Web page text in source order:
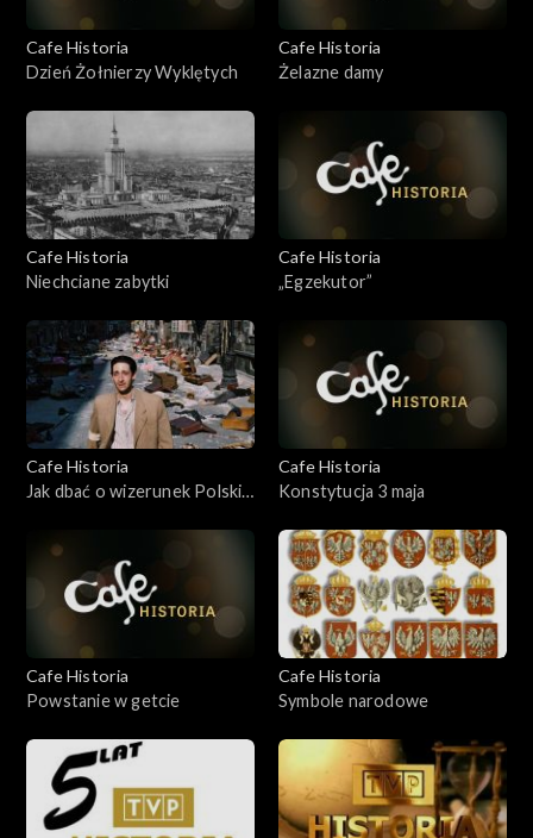
Cafe Historia
Dzień Żołnierzy Wyklętych
Cafe Historia
Żelazne damy
Cafe Historia
Niechciane zabytki
Cafe Historia
„Egzekutor”
Cafe Historia
Jak dbać o wizerunek Polski
Cafe Historia
Konstytucja 3 maja
Cafe Historia
Powstanie w getcie
Cafe Historia
Symbole narodowe